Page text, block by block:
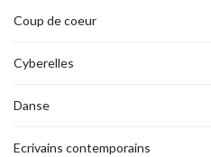
Coup de coeur
Cyberelles
Danse
Ecrivains contemporains